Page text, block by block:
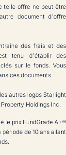
telle offre ne peut être
document d'offre
des frais et des
tenu d'établir des
sur le fonds. Vous
ces documents.
autres logos Starlight
Holdings Inc.
le prix FundGrade A+®
de 10 ans allant